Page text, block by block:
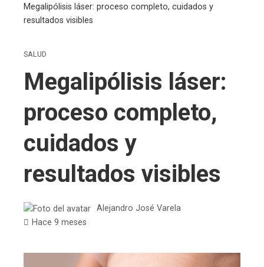
Megalipólisis láser: proceso completo, cuidados y
resultados visibles
SALUD
Megalipólisis láser:
proceso completo,
cuidados y
resultados visibles
Alejandro José Varela
Hace 9 meses